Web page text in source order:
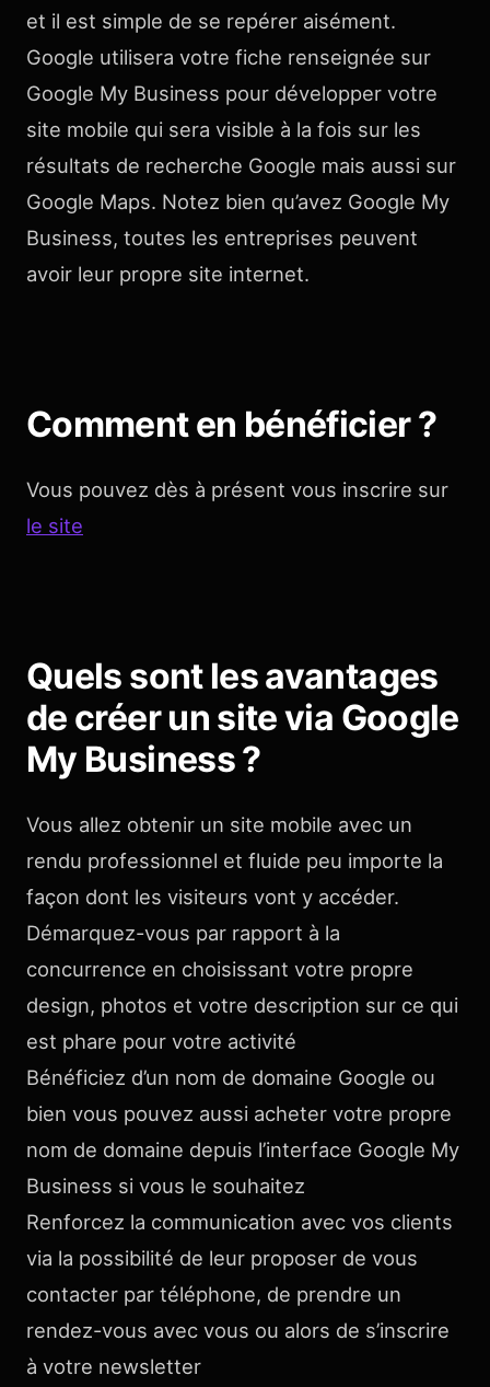
et il est simple de se repérer aisément.
Google utilisera votre fiche renseignée sur
Google My Business pour développer votre
site mobile qui sera visible à la fois sur les
résultats de recherche Google mais aussi sur
Google Maps. Notez bien qu’avez Google My
Business, toutes les entreprises peuvent
avoir leur propre site internet.
Comment en bénéficier ?
Vous pouvez dès à présent vous inscrire sur
le site
Quels sont les avantages
de créer un site via Google
My Business ?
Vous allez obtenir un site mobile avec un
rendu professionnel et fluide peu importe la
façon dont les visiteurs vont y accéder.
Démarquez-vous par rapport à la
concurrence en choisissant votre propre
design, photos et votre description sur ce qui
est phare pour votre activité
Bénéficiez d’un nom de domaine Google ou
bien vous pouvez aussi acheter votre propre
nom de domaine depuis l’interface Google My
Business si vous le souhaitez
Renforcez la communication avec vos clients
via la possibilité de leur proposer de vous
contacter par téléphone, de prendre un
rendez-vous avec vous ou alors de s’inscrire
à votre newsletter